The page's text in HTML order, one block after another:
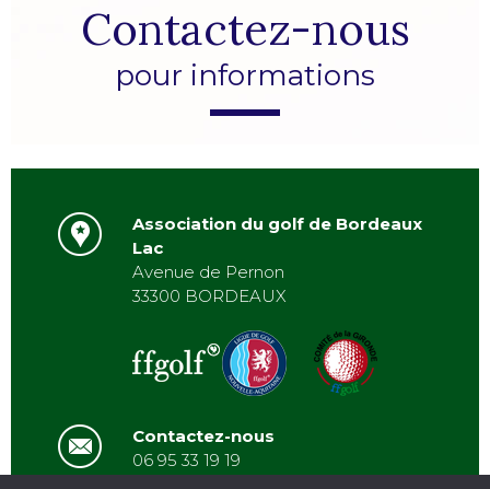
Contactez-nous
pour informations
Association du golf de Bordeaux
Lac
Avenue de Pernon
33300 BORDEAUX
Contactez-nous
06 95 33 19 19